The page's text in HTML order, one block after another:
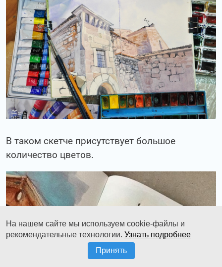
В таком скетче присутствует большое
количество цветов.
На нашем сайте мы используем cookie-файлы и
рекомендательные технологии. Узнать подробнее
Принять